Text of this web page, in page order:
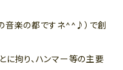
音楽の都ですネ^^♪）で創
に拘り、ハンマー等の主要